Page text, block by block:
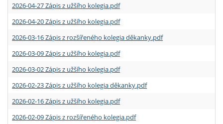
2026-04-27 Zápis z užšího kolegia.pdf
2026-04-20 Zápis z užšího kolegia.pdf
2026-03-16 Zápis z rozšířeného kolegia děkanky.pdf
2026-03-09 Zápis z užšího kolegia.pdf
2026-03-02 Zápis z užšího kolegia.pdf
2026-02-23 Zápis z užšího kolegia děkanky.pdf
2026-02-16 Zápis z užšího kolegia.pdf
2026-02-09 Zápis z rozšířeného kolegia.pdf